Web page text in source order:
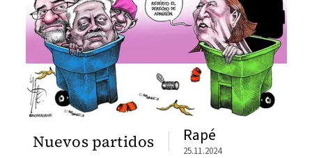
Nuevos partidos Rapé
25.11.2024